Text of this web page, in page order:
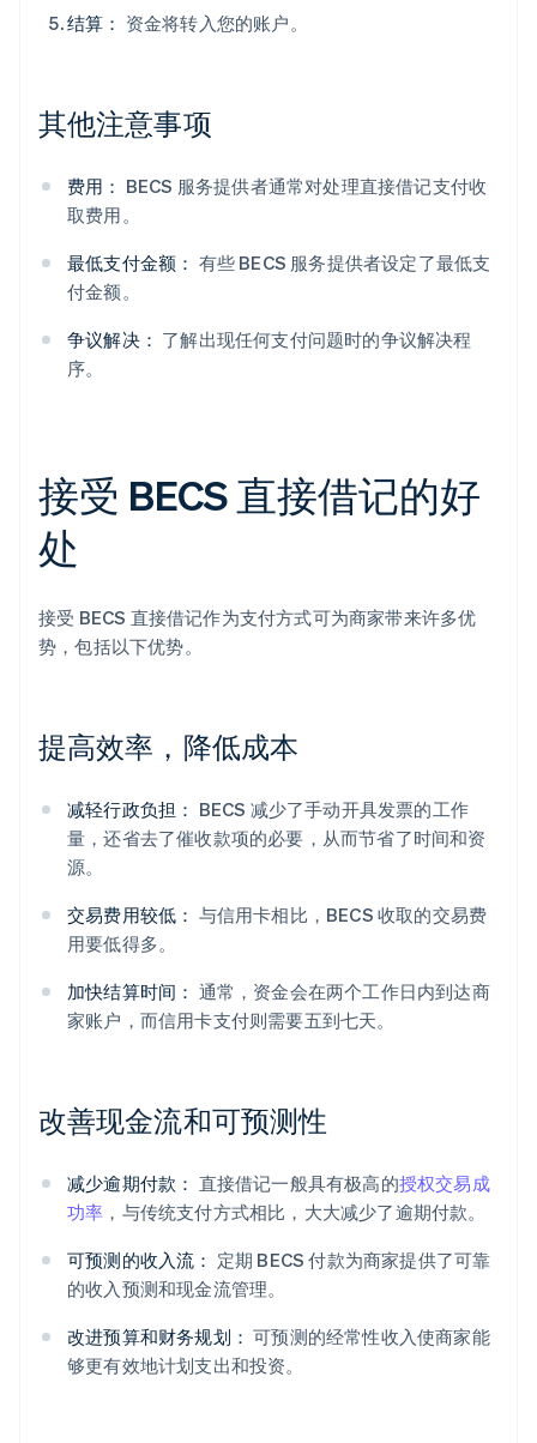
结算： 资金将转入您的账户。
其他注意事项
费用： BECS 服务提供者通常对处理直接借记支付收
取费用。
最低支付金额： 有些 BECS 服务提供者设定了最低支
付金额。
争议解决： 了解出现任何支付问题时的争议解决程
序。
接受 BECS 直接借记的好
处
接受 BECS 直接借记作为支付方式可为商家带来许多优
势，包括以下优势。
提高效率，降低成本
减轻行政负担： BECS 减少了手动开具发票的工作
量，还省去了催收款项的必要，从而节省了时间和资
源。
交易费用较低： 与信用卡相比，BECS 收取的交易费
用要低得多。
加快结算时间： 通常，资金会在两个工作日内到达商
家账户，而信用卡支付则需要五到七天。
改善现金流和可预测性
减少逾期付款： 直接借记一般具有极高的授权交易成
功率 ，与传统支付方式相比，大大减少了逾期付款。
可预测的收入流： 定期 BECS 付款为商家提供了可靠
的收入预测和现金流管理。
改进预算和财务规划： 可预测的经常性收入使商家能
够更有效地计划支出和投资。